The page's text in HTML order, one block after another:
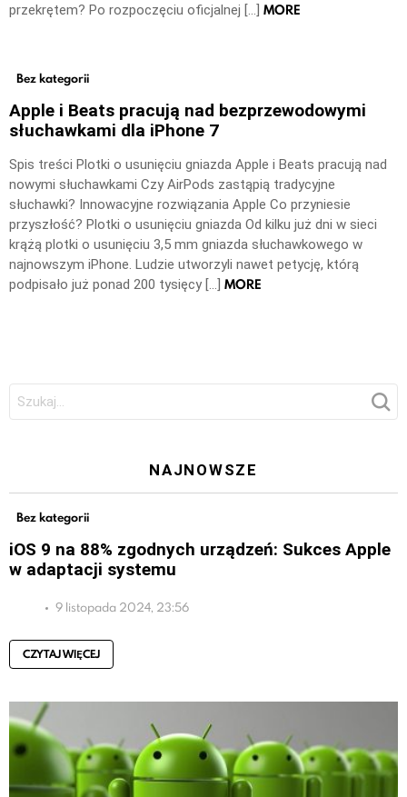
przekrętem? Po rozpoczęciu oficjalnej […] MORE
Bez kategorii
Apple i Beats pracują nad bezprzewodowymi
słuchawkami dla iPhone 7
Spis treści Plotki o usunięciu gniazda Apple i Beats pracują nad
nowymi słuchawkami Czy AirPods zastąpią tradycyjne
słuchawki? Innowacyjne rozwiązania Apple Co przyniesie
przyszłość? Plotki o usunięciu gniazda Od kilku już dni w sieci
krążą plotki o usunięciu 3,5 mm gniazda słuchawkowego w
najnowszym iPhone. Ludzie utworzyli nawet petycję, którą
podpisało już ponad 200 tysięcy […] MORE
Szukaj:
NAJNOWSZE
Bez kategorii
iOS 9 na 88% zgodnych urządzeń: Sukces Apple
w adaptacji systemu
9 listopada 2024, 23:56
CZYTAJ WIĘCEJ